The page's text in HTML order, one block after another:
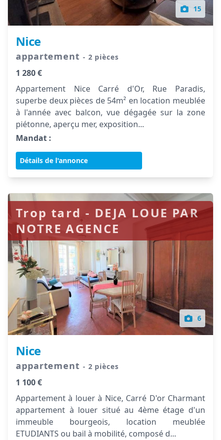
15
Nice
appartement - 2 pièces
1 280 €
Appartement Nice Carré d'Or, Rue Paradis,
superbe deux pièces de 54m² en location meublée
à l'année avec balcon, vue dégagée sur la zone
piétonne, aperçu mer, exposition...
Mandat :
Détails de l'annonce
6
Trop tard - DEJA LOUE PAR
NOTRE AGENCE
Nice
appartement - 2 pièces
1 100 €
Appartement à louer à Nice, Carré D'or Charmant
appartement à louer situé au 4ème étage d'un
immeuble bourgeois, location meublée
ETUDIANTS ou bail à mobilité, composé d...